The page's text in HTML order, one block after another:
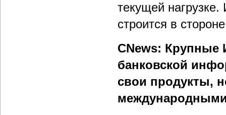
текущей нагрузке.
строится в
CNews: Крупные
банковской
свои продукты,
международными